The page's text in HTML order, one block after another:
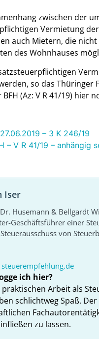
zwischen der
Vermietung
auch Mietern, die
des Wohnhauses
so das Thüringer
(Az: V R 41/19) hier
– 3 K 246/19
– V R 41/19 – anhängig
Iser
Husemann & Bellgardt
Geschäftsführer einer
von
steuerempfehlung.de
ich hier?
praktischen Arbeit als
schlichtweg Spaß.
zu lassen.